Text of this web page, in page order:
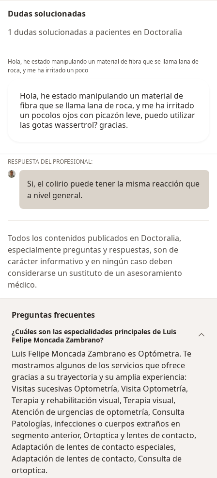
Dudas solucionadas
1 dudas solucionadas a pacientes en Doctoralia
Hola, he estado manipulando un material de fibra que se llama lana de
roca, y me ha irritado un poco
Hola, he estado manipulando un material de
fibra que se llama lana de roca, y me ha irritado
un pocolos ojos con picazón leve, puedo utilizar
las gotas wassertrol? gracias.
RESPUESTA DEL PROFESIONAL:
Si, el colirio puede tener la misma reacción que
a nivel general.
Todos los contenidos publicados en Doctoralia,
especialmente preguntas y respuestas, son de
carácter informativo y en ningún caso deben
considerarse un sustituto de un asesoramiento
médico.
Preguntas frecuentes
¿Cuáles son las especialidades principales de Luis
Felipe Moncada Zambrano?
Luis Felipe Moncada Zambrano es Optómetra. Te
mostramos algunos de los servicios que ofrece
gracias a su trayectoria y su amplia experiencia:
Visitas sucesivas Optometría, Visita Optometría,
Terapia y rehabilitación visual, Terapia visual,
Atención de urgencias de optometría, Consulta
Patologías, infecciones o cuerpos extraños en
segmento anterior, Ortoptica y lentes de contacto,
Adaptación de lentes de contacto especiales,
Adaptación de lentes de contacto, Consulta de
ortoptica.